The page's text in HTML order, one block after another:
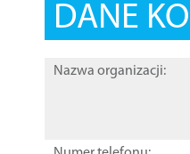
DANE
Nazwa organizacji: